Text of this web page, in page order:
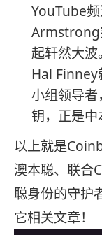
YouTube
Armstrong
起轩然大
Hal
小组领导
钥，正是中
以上就是
澳本聪、联合
聪身份的守护
它相关文章！